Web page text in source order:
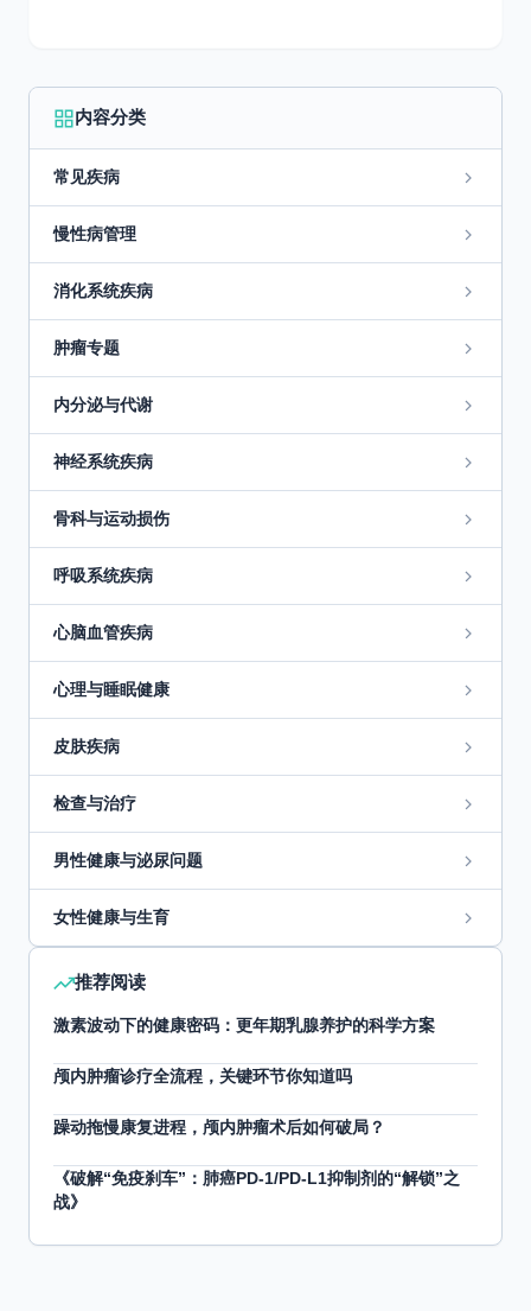
内容分类
常见疾病
慢性病管理
消化系统疾病
肿瘤专题
内分泌与代谢
神经系统疾病
骨科与运动损伤
呼吸系统疾病
心脑血管疾病
心理与睡眠健康
皮肤疾病
检查与治疗
男性健康与泌尿问题
女性健康与生育
推荐阅读
激素波动下的健康密码：更年期乳腺养护的科学方案
颅内肿瘤诊疗全流程，关键环节你知道吗
躁动拖慢康复进程，颅内肿瘤术后如何破局？
《破解“免疫刹车”：肺癌PD-1/PD-L1抑制剂的“解锁”之
战》